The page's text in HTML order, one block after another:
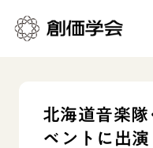
日常の活動
北海道音楽隊
ベントに出演